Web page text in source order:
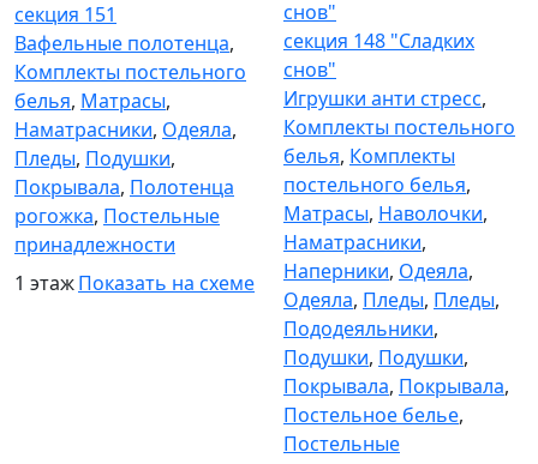
секция 151
Вафельные полотенца,
Комплекты постельного
белья, Матрасы,
Наматрасники, Одеяла,
Пледы, Подушки,
Покрывала, Полотенца
рогожка, Постельные
принадлежности
1 этажПоказать на схеме
секция 148 "Сладких
снов"
Игрушки анти стресс,
Комплекты постельного
белья, Комплекты
постельного белья,
Матрасы, Наволочки,
Наматрасники,
Наперники, Одеяла,
Одеяла, Пледы, Пледы,
Пододеяльники,
Подушки, Подушки,
Покрывала, Покрывала,
Постельное белье,
Постельные